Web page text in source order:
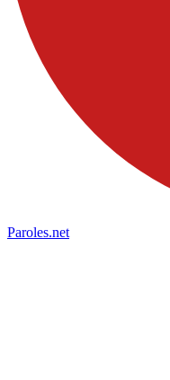
Paroles.net